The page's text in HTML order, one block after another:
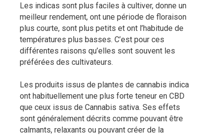
Les indicas sont plus faciles à cultiver, donne un
meilleur rendement, ont une période de floraison
plus courte, sont plus petits et ont l’habitude de
températures plus basses. C’est pour ces
différentes raisons qu’elles sont souvent les
préférées des cultivateurs.
Les produits issus de plantes de cannabis indica
ont habituellement une plus forte teneur en CBD
que ceux issus de Cannabis sativa. Ses effets
sont généralement décrits comme pouvant être
calmants, relaxants ou pouvant créer de la